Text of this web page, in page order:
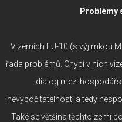
Problémy
V zemích EU-10 (s výjimkou
řada problémů. Chybí v nich
dialog mezi
nevypočítatelností a tedy
Také se většina těchto zemí